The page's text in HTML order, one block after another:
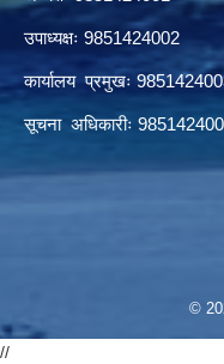
उपाध्यक्षः 9851424002
कार्यालय प्रमुखः
सूचना अधिकारीः
©
//